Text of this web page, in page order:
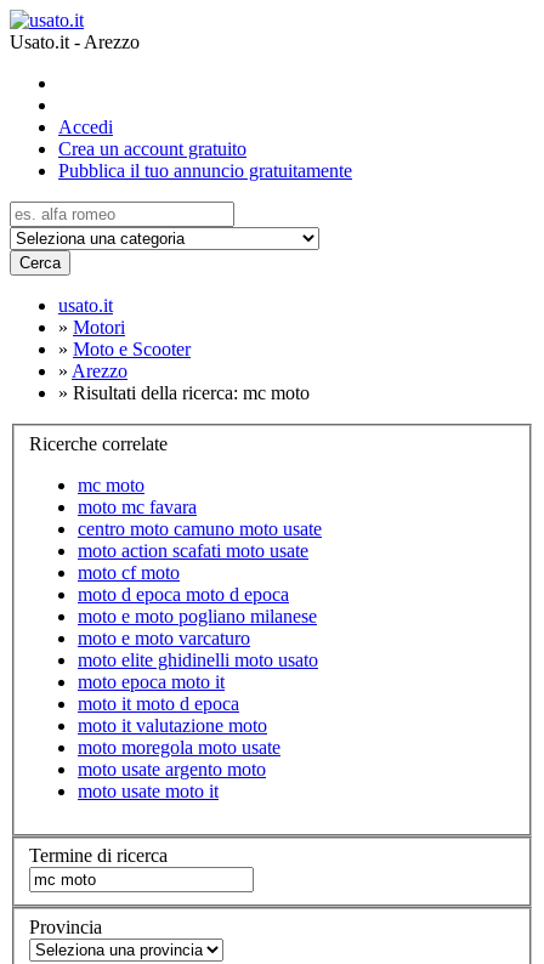
Usato.it - Arezzo
Accedi
Crea un account gratuito
Pubblica il tuo annuncio gratuitamente
Cerca
usato.it
» Motori
» Moto e Scooter
» Arezzo
» Risultati della ricerca: mc moto
Ricerche correlate
mc moto
moto mc favara
centro moto camuno moto usate
moto action scafati moto usate
moto cf moto
moto d epoca moto d epoca
moto e moto pogliano milanese
moto e moto varcaturo
moto elite ghidinelli moto usato
moto epoca moto it
moto it moto d epoca
moto it valutazione moto
moto moregola moto usate
moto usate argento moto
moto usate moto it
Termine di ricerca
Provincia